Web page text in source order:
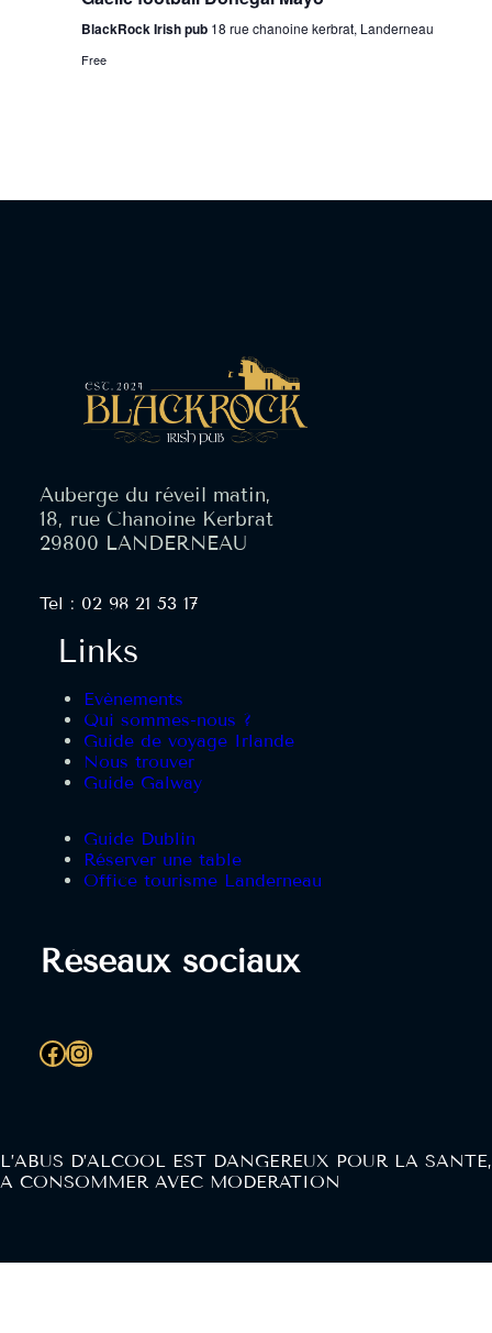
BlackRock Irish pub 18 rue chanoine kerbrat, Landerneau
Free
Auberge du réveil matin,
18, rue Chanoine Kerbrat
29800 LANDERNEAU
Tel : 02 98 21 53 17
Links
Evènements
Qui sommes-nous ?
Guide de voyage Irlande
Nous trouver
Guide Galway
Guide Dublin
Réserver une table
Office tourisme Landerneau
Réseaux sociaux
Facebook
Instagram
L’ABUS D’ALCOOL EST DANGEREUX POUR LA SANTE,
A CONSOMMER AVEC MODERATION